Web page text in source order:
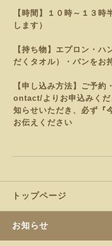
【時間】１０時～１３
します）
【持ち物】エプロン・
だくタオル）・パンをお
【申し込み方法】ご予約
ontact/よりお申込みくだ
知らせいただき、必ず『
お伝えください
トップページ
お知らせ